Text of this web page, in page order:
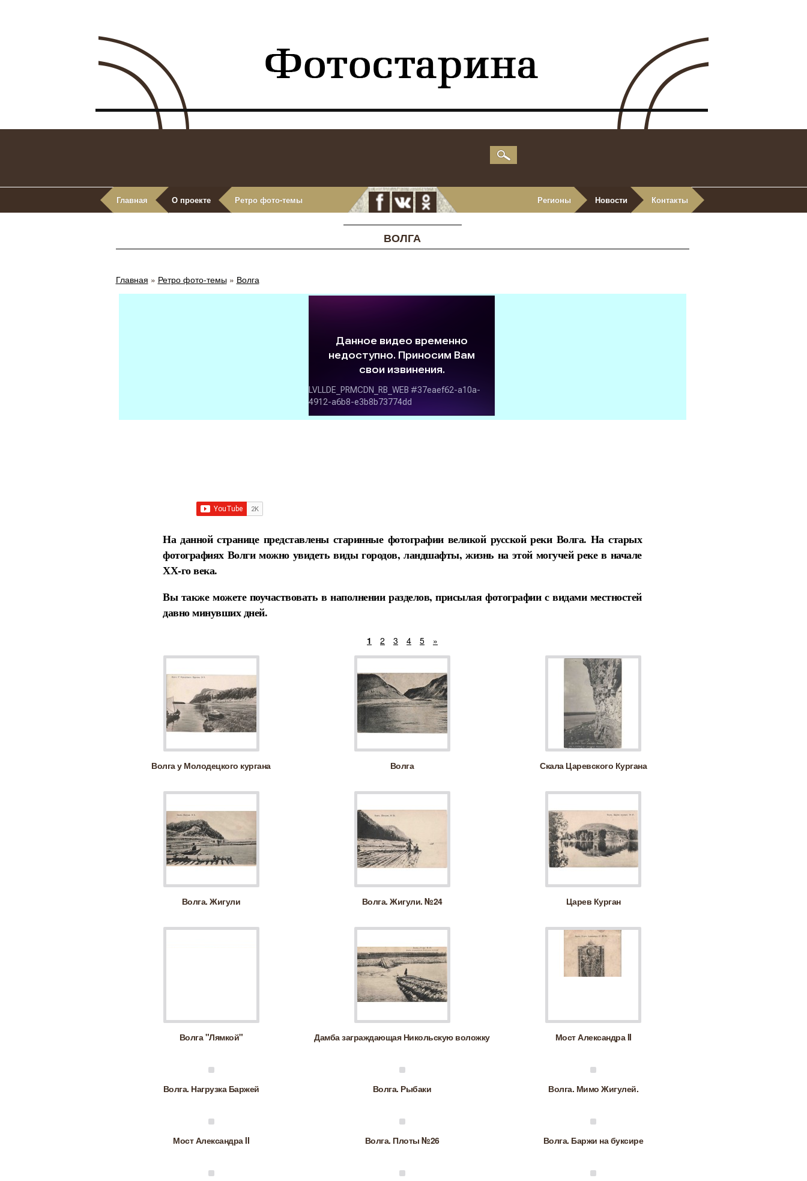
Главная О проекте Ретро фото-темы Регионы Новости Контакты
ВОЛГА
Главная » Ретро фото-темы» Волга
На данной странице представлены старинные фотографии великой русской реки Волга. На старых
фотографиях Волги можно увидеть виды городов, ландшафты, жизнь на этой могучей реке в начале
ХХ-го века.
Вы также можете поучаствовать в наполнении разделов, присылая фотографии с видами местностей
давно минувших дней.
1 2 3 4 5 »
Волга у Молодецкого кургана Волга Скала Царевского Кургана
Волга. Жигули Волга. Жигули. №24 Царев Курган
Волга "Лямкой" Дамба заграждающая Никольскую воложку Мост Александра II
Волга. Нагрузка Баржей Волга. Рыбаки Волга. Мимо Жигулей.
Мост Александра II Волга. Плоты №26 Волга. Баржи на буксире